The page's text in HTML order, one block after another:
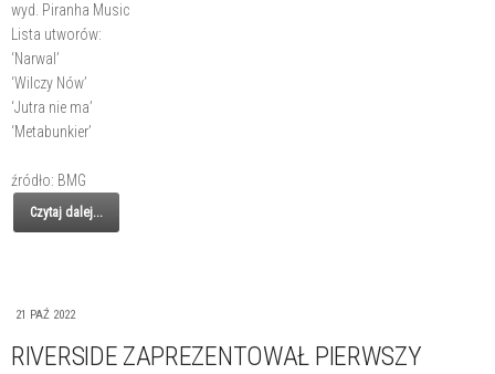
wyd. Piranha Music
Lista utworów:
‘Narwal’
‘Wilczy Nów’
‘Jutra nie ma’
‘Metabunkier’
źródło: BMG
Czytaj dalej...
21 PAŹ 2022
RIVERSIDE ZAPREZENTOWAŁ PIERWSZY